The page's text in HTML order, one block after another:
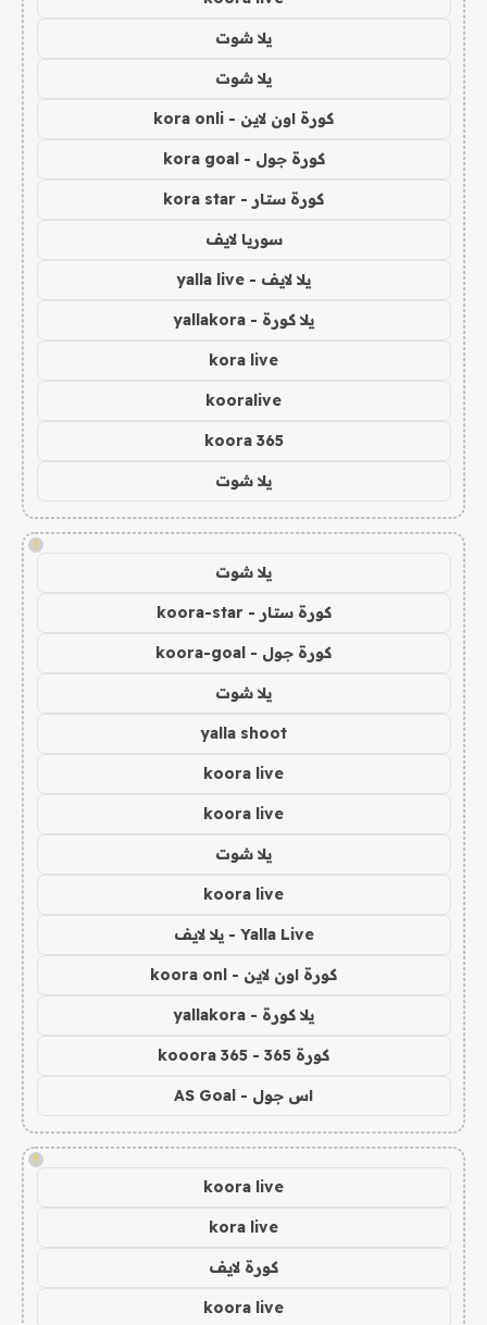
يلا شوت
يلا شوت
كورة اون لاين - kora onli
كورة جول - kora goal
كورة ستار - kora star
سوريا لايف
يلا لايف - yalla live
يلا كورة - yallakora
kora live
kooralive
koora 365
يلا شوت
!
يلا شوت
كورة ستار - koora-star
كورة جول - koora-goal
يلا شوت
yalla shoot
koora live
koora live
يلا شوت
koora live
Yalla Live - يلا لايف
كورة اون لاين - koora onl
يلا كورة - yallakora
كورة 365 - kooora 365
اس جول - AS Goal
!
koora live
kora live
كورة لايف
koora live